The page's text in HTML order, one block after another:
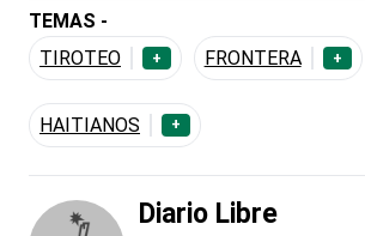
TEMAS -
TIROTEO
+ FRONTERA +
HAITIANOS +
Diario Libre